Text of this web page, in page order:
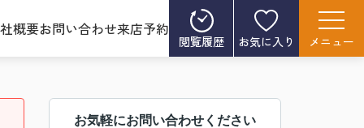
概要お問い合わせ来店予約
閲覧履歴 お気に入り メニュー
お気軽にお問い合わせください